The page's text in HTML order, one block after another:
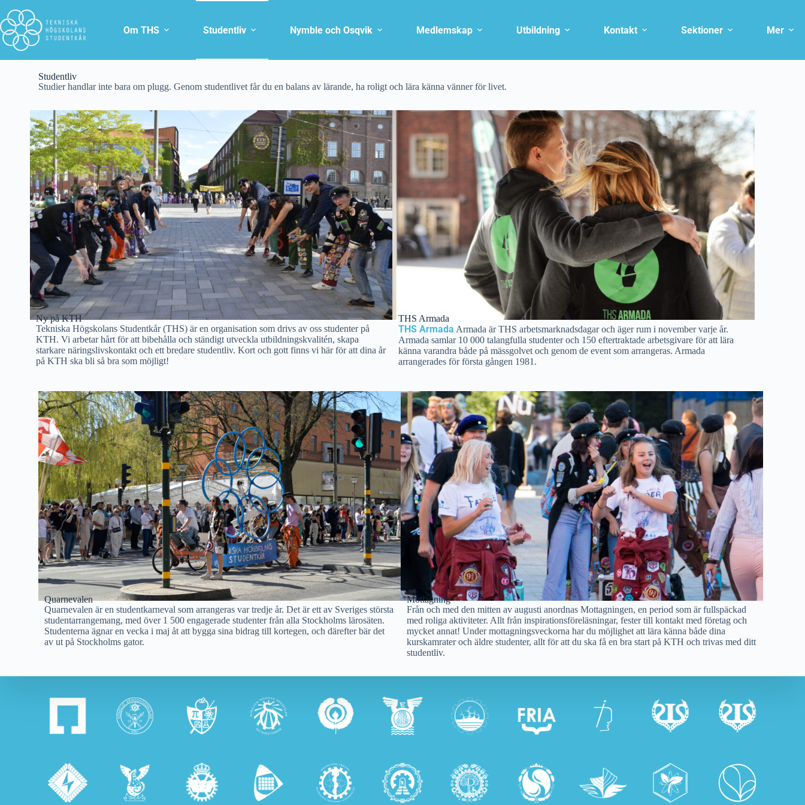
Om THS Studentliv Nymble och Osqvik Medlemskap Utbildning Kontakt Sektioner Mer
Studentliv
Studier handlar inte bara om plugg. Genom studentlivet får du en balans av lärande, ha roligt och lära känna vänner för livet.
Ny på KTH
Tekniska Högskolans Studentkår (THS) är en organisation som drivs av oss studenter på
KTH. Vi arbetar hårt för att bibehålla och ständigt utveckla utbildningskvalitén, skapa
starkare näringslivskontakt och ett bredare studentliv. Kort och gott finns vi här för att dina år
på KTH ska bli så bra som möjligt!
THS Armada
THS Armada Armada är THS arbetsmarknadsdagar och äger rum i november varje år.
Armada samlar 10 000 talangfulla studenter och 150 eftertraktade arbetsgivare för att lära
känna varandra både på mässgolvet och genom de event som arrangeras. Armada
arrangerades för första gången 1981.
Quarnevalen
Quarnevalen är en studentkarneval som arrangeras var tredje år. Det är ett av Sveriges största
studentarrangemang, med över 1 500 engagerade studenter från alla Stockholms lärosäten.
Studenterna ägnar en vecka i maj åt att bygga sina bidrag till kortegen, och därefter bär det
av ut på Stockholms gator.
Mottagning
Från och med den mitten av augusti anordnas Mottagningen, en period som är fullspäckad
med roliga aktiviteter. Allt från inspirationsföreläsningar, fester till kontakt med företag och
mycket annat! Under mottagningsveckorna har du möjlighet att lära känna både dina
kurskamrater och äldre studenter, allt för att du ska få en bra start på KTH och trivas med ditt
studentliv.